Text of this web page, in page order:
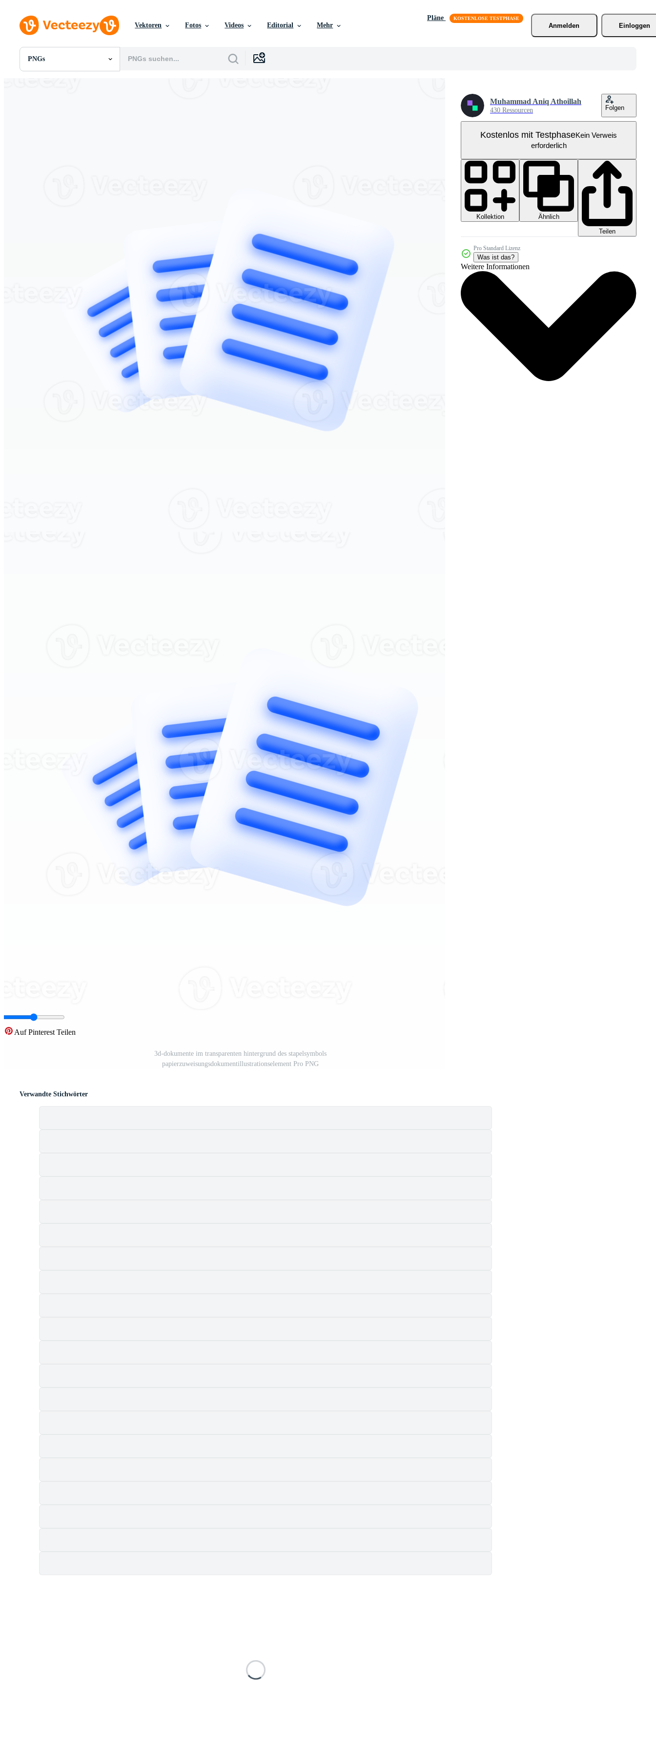
Vektoren Fotos Videos Editorial Mehr
Pläne
Anmelden
Einloggen
PNGs
Alle Bilder
Auf Pinterest Teilen
3d-dokumente im transparenten hintergrund des stapelsymbols
papierzuweisungsdokumentillustrationselement Pro PNG
Muhammad Aniq Athoillah
430 Ressourcen Folgen
Kostenlos mit TestphaseKein Verweis
erforderlich
Kollektion
Ähnlich
Teilen
Pro Standard Lizenz
Was ist das?
Weitere Informationen
Verwandte Stichwörter